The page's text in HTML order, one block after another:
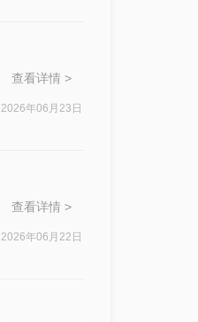
查看详情 >
2026年06月23日
查看详情 >
2026年06月22日